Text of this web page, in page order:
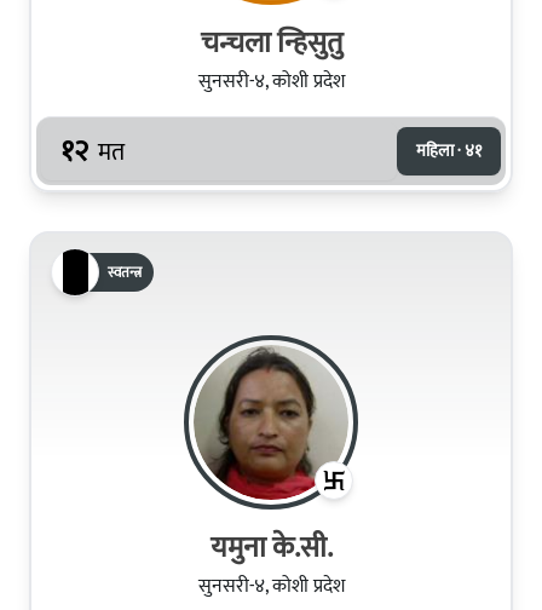
चन्चला न्हिसुतु
सुनसरी-४, कोशी प्रदेश
१२ मत महिला · ४१
स्वतन्त्र
यमुना के.सी.
सुनसरी-४, कोशी प्रदेश